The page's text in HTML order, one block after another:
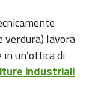
verdura) lavora
un’ottica di
industriali